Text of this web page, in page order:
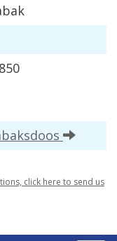
click here to send us